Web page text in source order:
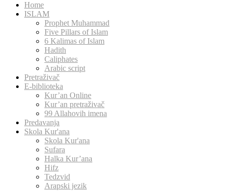
Home
ISLAM
Prophet Muhammad
Five Pillars of Islam
6 Kalimas of Islam
Hadith
Caliphates
Arabic script
Pretraživač
E-biblioteka
Kur’an Online
Kur’an pretraživač
99 Allahovih imena
Predavanja
Skola Kur'ana
Skola Kur'ana
Sufara
Halka Kur’ana
Hifz
Tedzvid
Arapski jezik